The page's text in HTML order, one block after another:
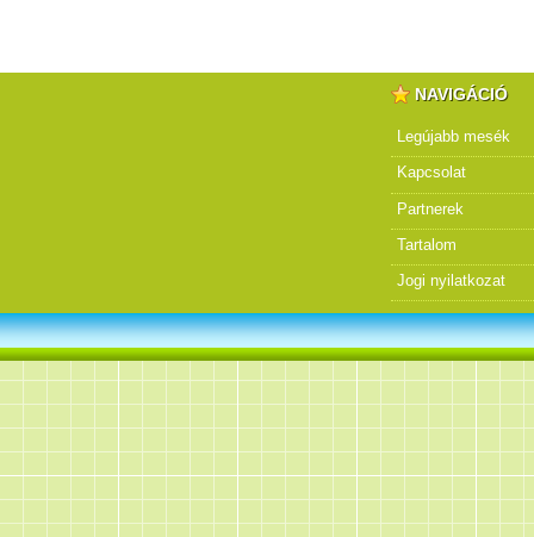
NAVIGÁCIÓ
Legújabb mesék
Kapcsolat
Partnerek
Tartalom
Jogi nyilatkozat